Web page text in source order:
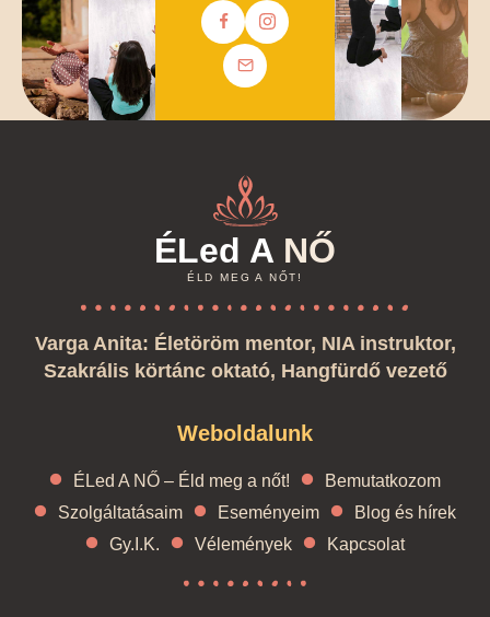
ÉLed A NŐ
ÉLD MEG A NŐT!
Varga Anita: Életöröm mentor, NIA instruktor,
Szakrális körtánc oktató, Hangfürdő vezető
Weboldalunk
ÉLed A NŐ – Éld meg a nőt!
Bemutatkozom
Szolgáltatásaim
Eseményeim
Blog és hírek
Gy.I.K.
Vélemények Kapcsolat